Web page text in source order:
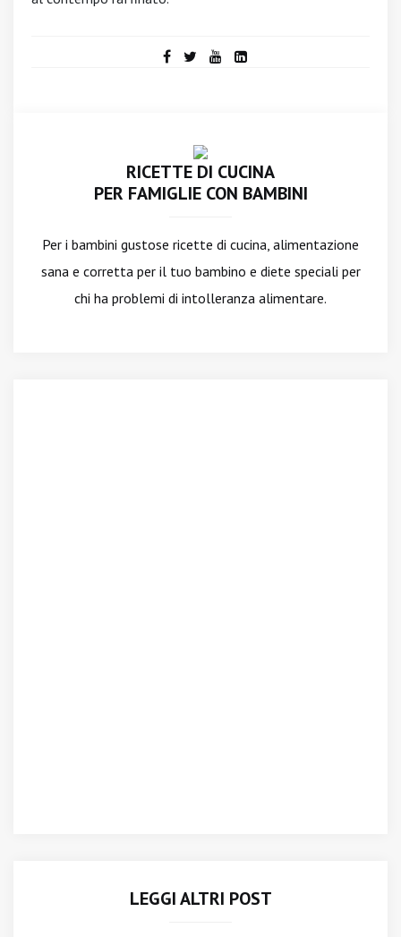
RICETTE DI CUCINA
PER FAMIGLIE CON BAMBINI
Per i bambini gustose ricette di cucina, alimentazione
sana e corretta per il tuo bambino e diete speciali per
chi ha problemi di intolleranza alimentare.
LEGGI ALTRI POST